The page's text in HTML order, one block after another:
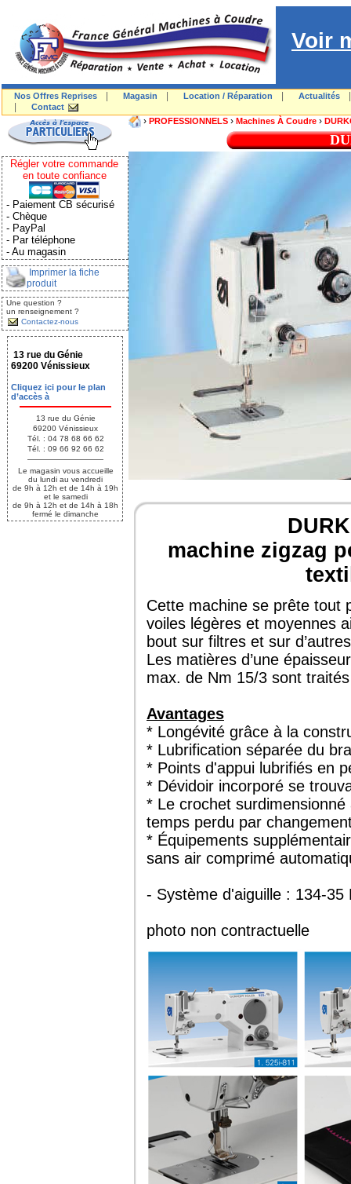
Voir
Nos Offres Reprises Magasin Location / Réparation Actualités
Contact
Régler votre commande
en toute confiance
- Paiement CB sécurisé
- Chèque
- PayPal
- Par téléphone
- Au magasin
Imprimer la fiche
produit
Une question ?
un renseignement ?
Contactez-nous
13 rue du Génie
69200 Vénissieux
Cliquez ici pour le plan
d’accès à
13 rue du Génie
69200 Vénissieux
Tél. : 04 78 68 66 62
Tél. : 09 66 92 66 62
Le magasin vous accueille
du lundi au vendredi
de 9h à 12h et de 14h à 19h
et le samedi
de 9h à 12h et de 14h à 18h
fermé le dimanche
› PROFESSIONNELS › Machines À Coudre ›
machine zigzag
Cette machine se prête tout
voiles légères et moyennes
bout sur filtres et sur
Les matières d’une
max. de Nm 15/3 sont
Avantages
* Longévité grâce à la
* Lubrification séparée du
* Points d'appui lubrifiés en
* Dévidoir incorporé se
* Le crochet
temps perdu par
* Équipements
sans air comprimé
- Système d'aiguille : 134-35
photo non contractuelle